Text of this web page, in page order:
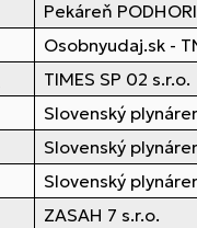
Pekáreň
Osobnyudaj.sk -
TIMES SP 02 s.r.o.
Slovenský
Slovenský
Slovenský
ZASAH 7 s.r.o.